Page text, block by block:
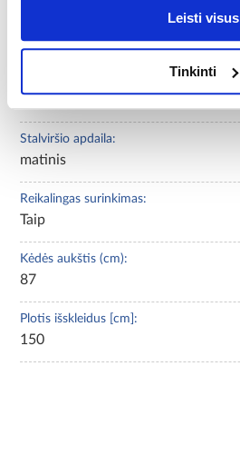
Leisti visus
Tinkinti
60
audinys
Stalviršio apdaila:
matinis
Reikalingas surinkimas:
Taip
Kėdės aukštis (cm):
87
Plotis išskleidus [cm]:
150